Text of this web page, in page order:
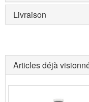
Livraison
Articles déjà